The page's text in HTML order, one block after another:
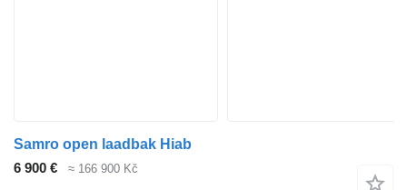
Samro open laadbak Hiab
6 900 €
≈ 166 900 Kč